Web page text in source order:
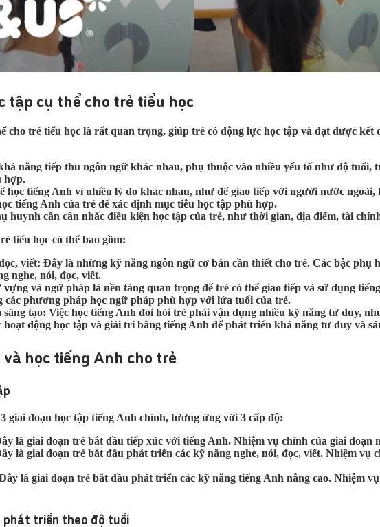
tập cụ thể cho trẻ tiểu học
cho trẻ tiểu học là rất quan trọng, giúp trẻ có động lực học tập và đạt được
năng tiếp thu ngôn ngữ khác nhau, phụ thuộc vào nhiều yếu tố như độ
hợp.
học tiếng Anh vì nhiều lý do khác nhau, như để giao tiếp với người nước
tiếng Anh của trẻ để xác định mục tiêu học tập phù hợp.
huynh cần cân nhắc điều kiện học tập của trẻ, như thời gian, địa điểm, tài
tiểu học có thể bao gồm:
viết: Đây là những kỹ năng ngôn ngữ cơ bản cần thiết cho trẻ. Các bậc
nghe, nói, đọc, viết.
và ngữ pháp là nền tảng quan trọng để trẻ có thể giao tiếp và sử dụng
các phương pháp học ngữ pháp phù hợp với lứa tuổi của trẻ.
tạo: Việc học tiếng Anh đòi hỏi trẻ phải vận dụng nhiều kỹ năng tư duy,
động học tập và giải trí bằng tiếng Anh để phát triển khả năng tư duy và
học tiếng Anh cho trẻ
giai đoạn học tập tiếng Anh chính, tương ứng với 3 cấp độ:
là giai đoạn trẻ bắt đầu tiếp xúc với tiếng Anh. Nhiệm vụ chính của giai
là giai đoạn trẻ bắt đầu phát triển các kỹ năng nghe, nói, đọc, viết. Nhiệm vụ
là giai đoạn trẻ bắt đầu phát triển các kỹ năng tiếng Anh nâng cao. Nhiệm
phát triển theo độ tuổi